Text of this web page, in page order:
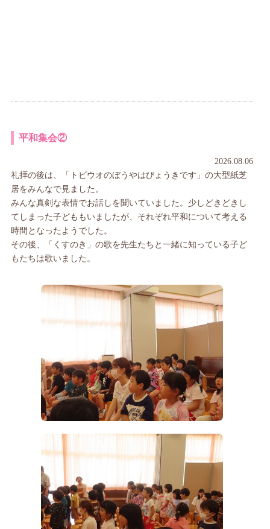
平和集会②
2026.08.06
礼拝の後は、「トビウオのぼうやはびょうきです」の大型紙芝
居をみんなで見ました。
みんな真剣な表情でお話しを聞いていました。少しどきどきし
てしまった子どももいましたが、それぞれ平和について考える
時間となったようでした。
その後、「くすのき」の歌を先生たちと一緒に知っている子ど
もたちは歌いました。